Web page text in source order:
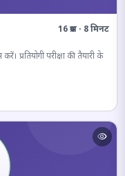
16 प्रश्न · 8 मिनट
प्रतियोगी परीक्षा की तैयारी के